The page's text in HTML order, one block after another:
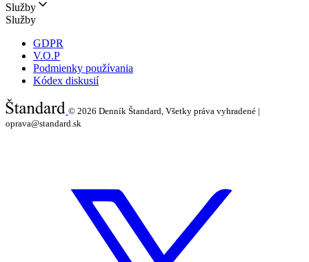
Služby
Služby
GDPR
V.O.P
Podmienky používania
Kódex diskusií
© 2026 Denník Štandard, Všetky práva vyhradené |
oprava@standard.sk